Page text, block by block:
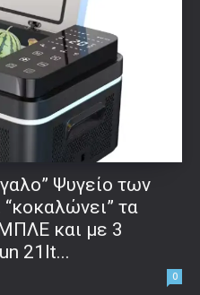
Ψυγείο των
“κοκαλώνει” τα
και με 3
21lt...
0